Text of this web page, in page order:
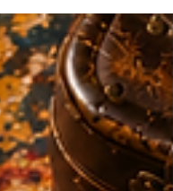
tarihi vardır; ama her
mevsim de vardır. Kimi
düşünmeyi öğrenir,
filizlenişinde, kimi de yazın
ağırlaştırdığı günlerde.
doğum günlerini yalnızca
olarak değil, yazarlığın
biri olarak okumayı
dizisi. Takvimdeki bir günü